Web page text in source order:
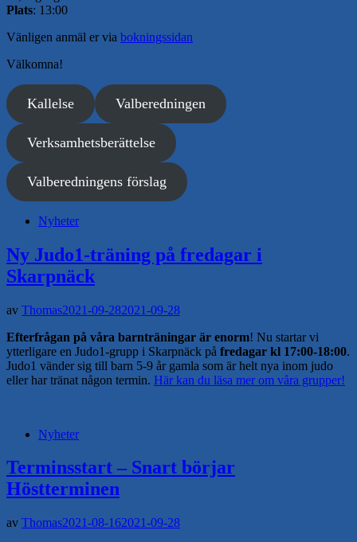
Plats: 13:00
Vänligen anmäl er via bokningssidan
Välkomna!
Kallelse Valberedningen
Verksamhetsberättelse
Valberedningens förslag
Nyheter
Ny Judo1-träning på fredagar i
Skarpnäck
av Thomas2021-09-282021-09-28
Efterfrågan på våra barnträningar är enorm! Nu startar vi
ytterligare en Judo1-grupp i Skarpnäck på fredagar kl 17:00-18:00.
Judo1 vänder sig till barn 5-9 år gamla som är helt nya inom judo
eller har tränat någon termin. Här kan du läsa mer om våra grupper!
Nyheter
Terminsstart – Snart börjar
Höstterminen
av Thomas2021-08-162021-09-28